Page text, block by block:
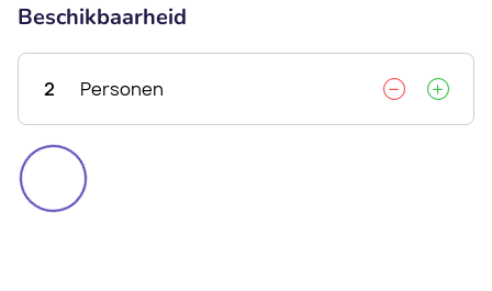
Beschikbaarheid
2 Personen